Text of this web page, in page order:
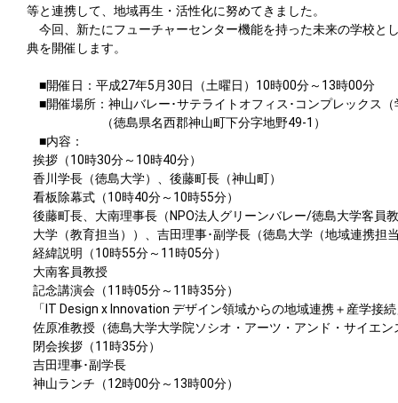
等と連携して、地域再生・活性化に努めてきました。
今回、新たにフューチャーセンター機能を持った未来の学校と
典を開催します。
■開催日：平成27年5月30日（土曜日）10時00分～13時00分
■開催場所：神山バレー･サテライトオフィス･コンプレックス
（徳島県名西郡神山町下分字地野49-1）
■内容：
挨拶（10時30分～10時40分）
香川学長（徳島大学）、後藤町長（神山町）
看板除幕式（10時40分～10時55分）
後藤町長、大南理事長（NPO法人グリーンバレー/徳島大学客員
大学（教育担当））、吉田理事･副学長（徳島大学（地域連携担
経緯説明（10時55分～11時05分）
大南客員教授
記念講演会（11時05分～11時35分）
「IT Design x Innovation デザイン領域からの地域連携＋産学接
佐原准教授（徳島⼤学⼤学院ソシオ・アーツ・アンド・サイエン
閉会挨拶（11時35分）
吉田理事･副学長
神山ランチ（12時00分～13時00分）